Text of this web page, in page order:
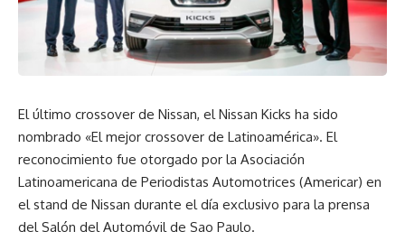
El último crossover de Nissan, el Nissan Kicks ha sido
nombrado «El mejor crossover de Latinoamérica». El
reconocimiento fue otorgado por la Asociación
Latinoamericana de Periodistas Automotrices (Americar) en
el stand de Nissan durante el día exclusivo para la prensa
del Salón del Automóvil de Sao Paulo.